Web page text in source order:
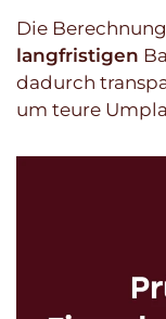
Die
langfristigen
dadurch
um teure